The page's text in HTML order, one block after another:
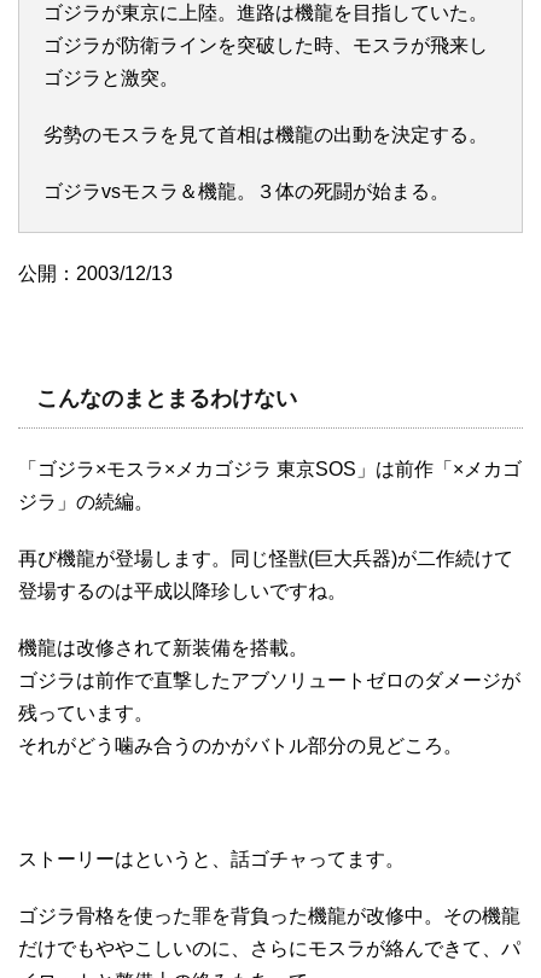
ゴジラが東京に上陸。進路は機龍を目指していた。
ゴジラが防衛ラインを突破した時、モスラが飛来し
ゴジラと激突。
劣勢のモスラを見て首相は機龍の出動を決定する。
ゴジラvsモスラ＆機龍。３体の死闘が始まる。
公開：2003/12/13
こんなのまとまるわけない
「ゴジラ×モスラ×メカゴジラ 東京SOS」は前作「×メカゴ
ジラ」の続編。
再び機龍が登場します。同じ怪獣(巨大兵器)が二作続けて
登場するのは平成以降珍しいですね。
機龍は改修されて新装備を搭載。
ゴジラは前作で直撃したアブソリュートゼロのダメージが
残っています。
それがどう噛み合うのかがバトル部分の見どころ。
ストーリーはというと、話ゴチャってます。
ゴジラ骨格を使った罪を背負った機龍が改修中。その機龍
だけでもややこしいのに、さらにモスラが絡んできて、パ